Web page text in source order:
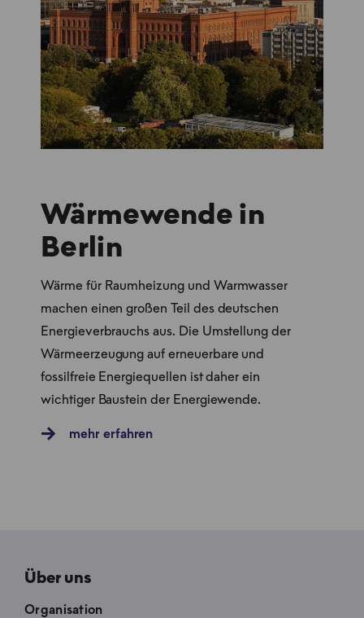
Wärmewende in
Berlin
Wärme für Raumheizung und Warmwasser
machen einen großen Teil des deutschen
Energieverbrauchs aus. Die Umstellung der
Wärmeerzeugung auf erneuerbare und
fossilfreie Energiequellen ist daher ein
wichtiger Baustein der Energiewende.
mehr erfahren
Über uns
Organisation